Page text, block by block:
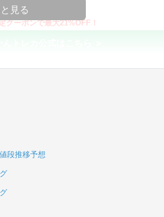
ピー
クーポンで最大21%OFF！
で当たりやすい穴場オリパ
見る
段推移予想